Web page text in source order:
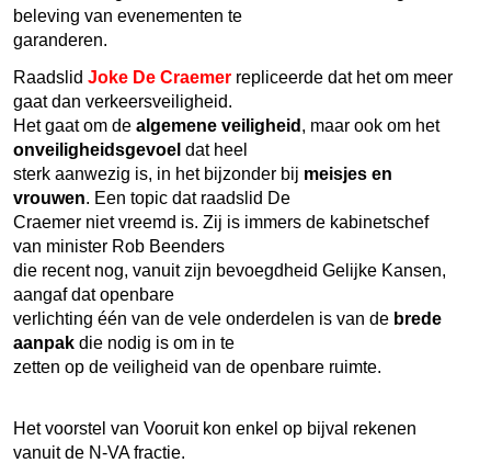
beleving van evenementen te
garanderen.
Raadslid Joke De Craemer repliceerde dat het om meer
gaat dan verkeersveiligheid.
Het gaat om de algemene veiligheid , maar ook om het
onveiligheidsgevoel dat heel
sterk aanwezig is, in het bijzonder bij meisjes en
vrouwen. Een topic dat raadslid De
Craemer niet vreemd is. Zij is immers de kabinetschef
van minister Rob Beenders
die recent nog, vanuit zijn bevoegdheid Gelijke Kansen,
aangaf dat openbare
verlichting één van de vele onderdelen is van de brede
aanpak die nodig is om in te
zetten op de veiligheid van de openbare ruimte.
Het voorstel van Vooruit kon enkel op bijval rekenen
vanuit de N-VA fractie.